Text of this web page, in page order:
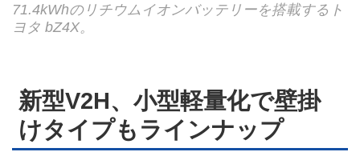
71.4kWhのリチウムイオンバッテリーを搭載するト
ヨタ bZ4X。
新型V2H、小型軽量化で壁掛
けタイプもラインナップ